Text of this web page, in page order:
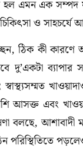
হল এমন এক সম্পদ
ও সাহচর্যে
ঠিক কী কারণে
দু’একটা
স্বাস্থ্যসম্মত
আসক্ত এবং
বলছে, আশাবাদী
পরিস্থিতিতে